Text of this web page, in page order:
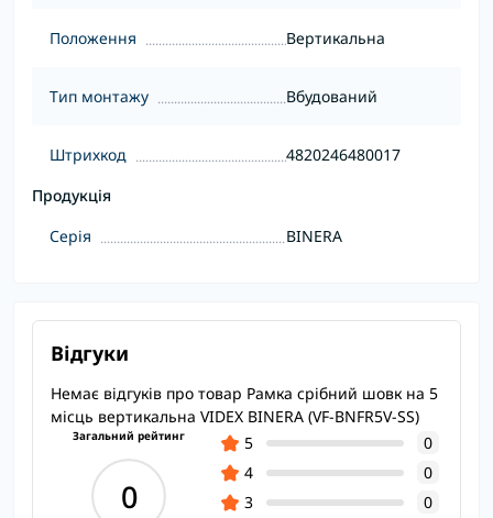
Положення Вертикальна
Тип монтажу Вбудований
Штрихкод
4820246480017
Продукція
Серія
BINERA
Відгуки
Немає відгуків про товар Рамка срібний шовк на 5
місць вертикальна VIDEX BINERA (VF-BNFR5V-SS)
Загальний рейтинг
0
5
0
4
0
3
0